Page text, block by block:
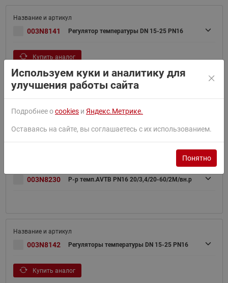
003N8141 Регулятор температуры DN 15-25 PN16
Купить аналог
003N3232
Регулятор темперпературы AVTB Ду 20
Pу16
003N8230 Р-р темп.AVTB PN16 20/3,4/20-60/2M/вн.р
003N8142 Регуляторы температуры DN 15-25 PN16
Купить аналог
Используем куки и аналитику для
улучшения работы сайта
Подробнее оcookies и Яндекс.Метрике.
Оставаясь на сайте, вы соглашаетесь с их использованием.
Понятно